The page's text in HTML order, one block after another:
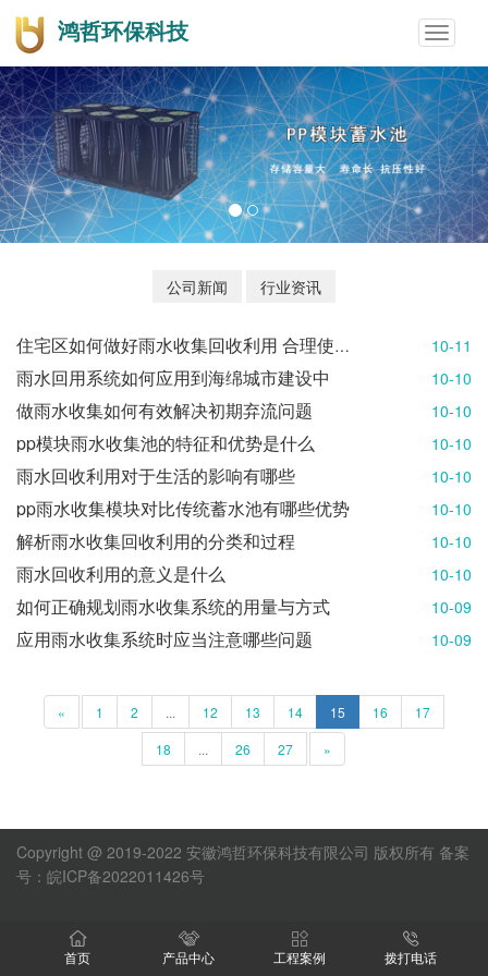
鸿哲环保科技
Toggle
公司新闻 行业资讯
住宅区如何做好雨水收集回收利用 合理使用水资源 10-11
雨水回用系统如何应用到海绵城市建设中 10-10
做雨水收集如何有效解决初期弃流问题 10-10
pp模块雨水收集池的特征和优势是什么 10-10
雨水回收利用对于生活的影响有哪些 10-10
pp雨水收集模块对比传统蓄水池有哪些优势 10-10
解析雨水收集回收利用的分类和过程 10-10
雨水回收利用的意义是什么 10-10
如何正确规划雨水收集系统的用量与方式 10-09
应用雨水收集系统时应当注意哪些问题 10-09
« 1 2 ... 12 13 14 15 16
17
18
... 26 27 »
Copyright @ 2019-2022 安徽鸿哲环保科技有限公司 版权所有 备案
号：皖ICP备2022011426号
首页 产品中心 工程案例 拨打电话